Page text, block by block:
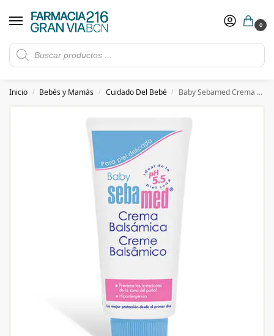
0
Rebajas de verano hasta -30%
​ 5€ de descuento con el cupón 5GRANVIA (compras superiores a 150€)
Inicio / Bebés y Mamás / Cuidado Del Bebé / Baby Sebamed Crema Balsámica